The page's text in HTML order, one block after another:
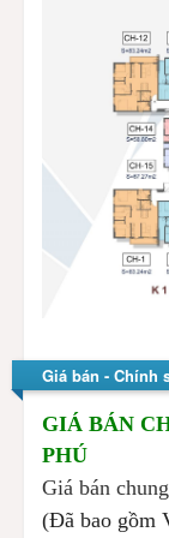
Giá bán - Chính
GIÁ BÁN
PHÚ
Giá bán
(Đã bao gồm